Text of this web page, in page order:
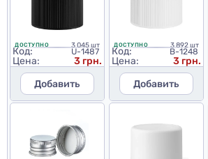
ДОСТУПНО 3 045 шт
Код: U-1487
Цена:
3 грн.
Добавить
ДОСТУПНО 3 892 шт
Код: B-1248
Цена:
3 грн.
Добавить